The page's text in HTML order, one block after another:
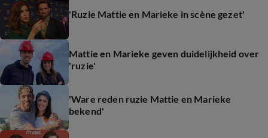
'Ruzie Mattie en Marieke in scène gezet'
Mattie en Marieke geven duidelijkheid over
'ruzie'
'Ware reden ruzie Mattie en Marieke
bekend'